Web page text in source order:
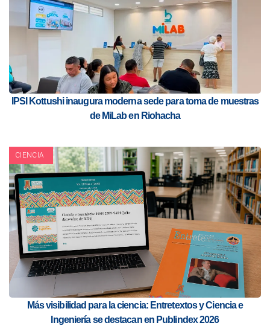
IPSI Kottushi inaugura moderna sede para toma de muestras
de MiLab en Riohacha
CIENCIA
Más visibilidad para la ciencia: Entretextos y Ciencia e
Ingeniería se destacan en Publindex 2026